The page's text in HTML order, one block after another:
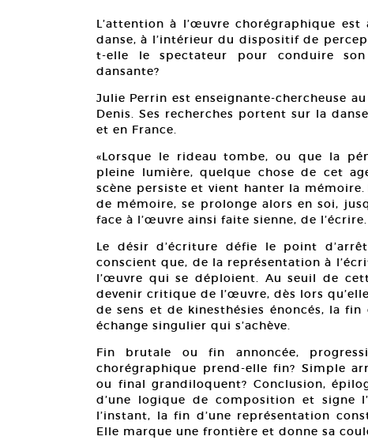
L’attention à l’œuvre chorégraphique
danse, à l’intérieur du dispositif de
t-elle le spectateur pour conduire
dansante?
Julie Perrin est enseignante-chercheuse
Denis. Ses recherches portent sur la
et en France.
«Lorsque le rideau tombe, ou que la
pleine lumière, quelque chose de cet
scène persiste et vient hanter la
de mémoire, se prolonge alors en soi,
face à l’œuvre ainsi faite sienne, de l’écrire.
Le désir d’écriture défie le point
conscient que, de la représentation à
l’œuvre qui se déploient. Au seuil de
devenir critique de l’œuvre, dès lors
de sens et de kinesthésies énoncés, la
échange singulier qui s’achève.
Fin brutale ou fin annoncée,
chorégraphique prend-elle fin? Simple
ou final grandiloquent? Conclusion,
d’une logique de composition et signe
l’instant, la fin d’une représentation
Elle marque une frontière et donne sa